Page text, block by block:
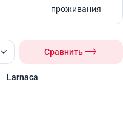
проживания
Сравнить
Larnaca